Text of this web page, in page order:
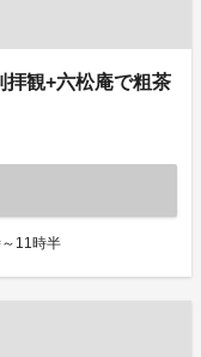
観+六松庵で粗茶
11時半